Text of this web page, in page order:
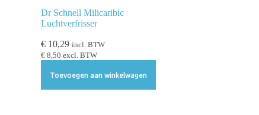
Dr Schnell Milicaribic
Luchtverfrisser
€10,29 incl. BTW
€8,50 excl. BTW
Toevoegen aan winkelwagen